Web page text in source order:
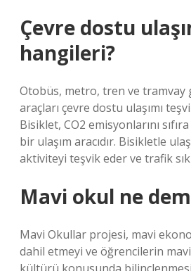
Çevre dostu
hangileri?
Otobüs, metro, tren ve tramvay
araçları çevre dostu ulaşımı
Bisiklet, CO2 emisyonlarını
bir ulaşım aracıdır. Bisikletle
aktiviteyi teşvik eder ve trafik
Mavi okul ne
Mavi Okullar projesi, mavi
dahil etmeyi ve öğrencilerin